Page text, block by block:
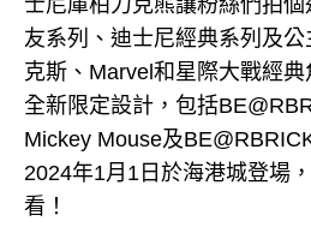
士尼庫柏力克熊讓粉絲們拍
友系列、迪士尼經典系列及
克斯、Marvel和星際大戰經
全新限定設計，包括
Mickey Mouse及
2024年1月1日於海港城登場
看！